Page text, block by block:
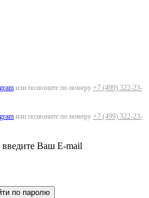
или позвоните по номеру +7 (499) 322-23-
или позвоните по номеру +7 (499) 322-23-
введите Ваш E-mail
по паролю